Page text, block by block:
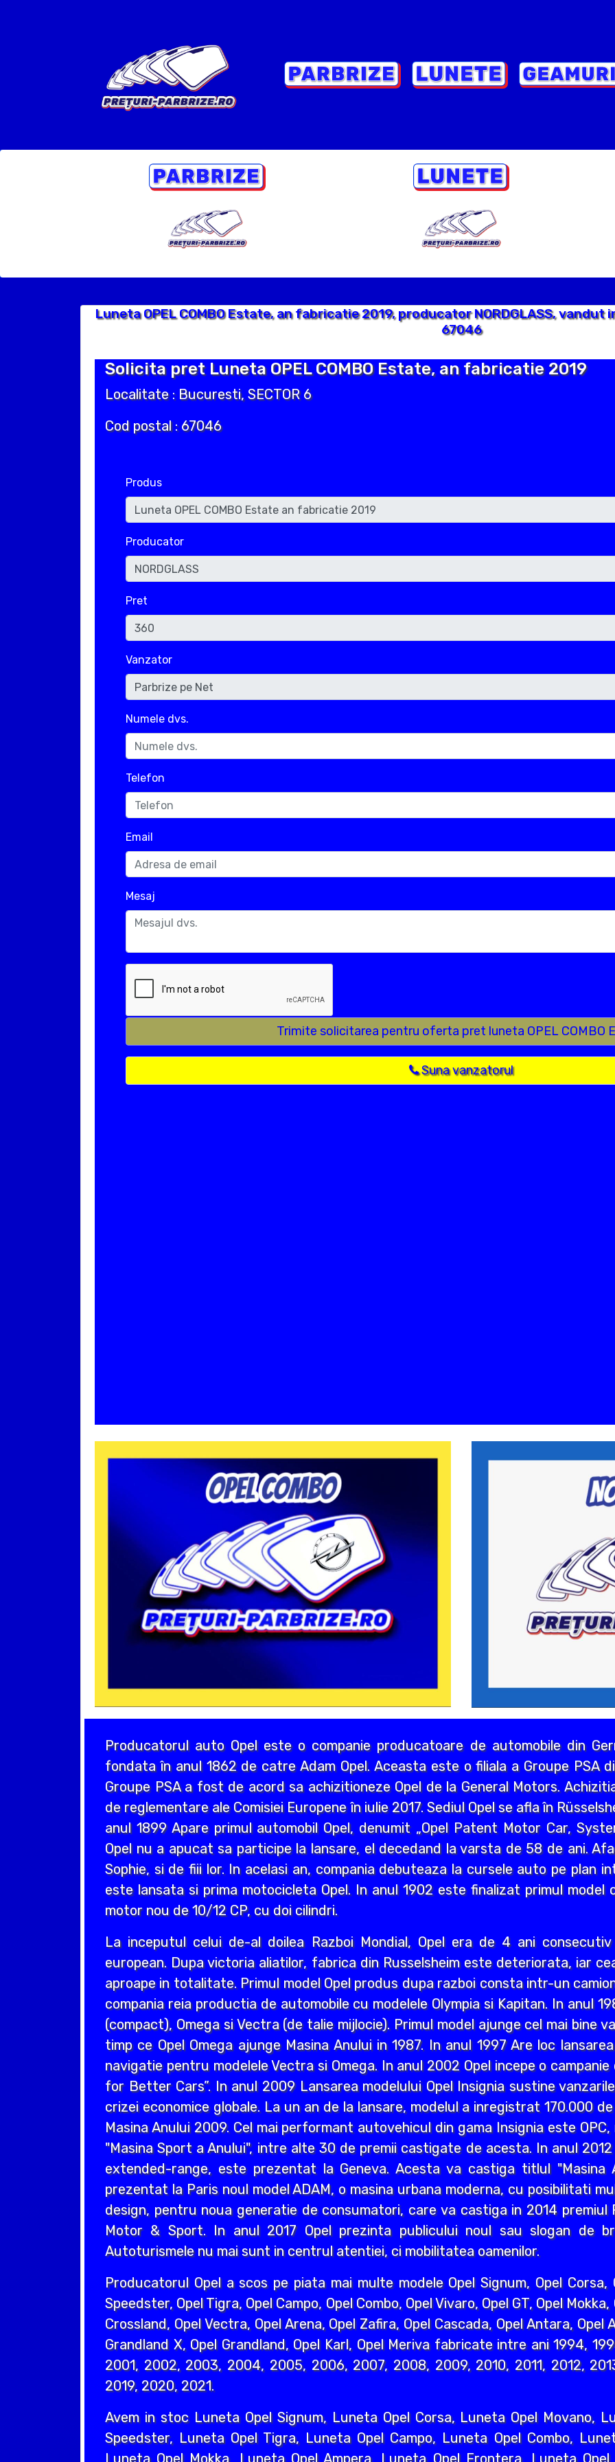
Luneta OPEL COMBO Estate, an fabricatie 2019, producator NORDGLASS, vandut
67046
Solicita pret Luneta OPEL COMBO Estate, an fabricatie 2019
Localitate : Bucuresti, SECTOR 6
Cod postal : 67046
Produs
Producator
Pret
Vanzator
Numele dvs.
Telefon
Email
Mesaj
Trimite solicitarea pentru oferta pret luneta OPEL COMBO
Suna vanzatorul
Producatorul auto Opel este o companie producatoare de automobile din
fondata în anul 1862 de catre Adam Opel. Aceasta este o filiala a Groupe PSA
Groupe PSA a fost de acord sa achizitioneze Opel de la General Motors.
de reglementare ale Comisiei Europene în iulie 2017. Sediul Opel se afla în
anul 1899 Apare primul automobil Opel, denumit „Opel Patent Motor Car,
Opel nu a apucat sa participe la lansare, el decedand la varsta de 58 de ani.
Sophie, si de fiii lor. In acelasi an, compania debuteaza la cursele auto pe plan
este lansata si prima motocicleta Opel. In anul 1902 este finalizat primul
motor nou de 10/12 CP, cu doi cilindri.
La inceputul celui de-al doilea Razboi Mondial, Opel era de 4 ani
european. Dupa victoria aliatilor, fabrica din Russelsheim este deteriorata, iar
aproape in totalitate. Primul model Opel produs dupa razboi consta intr-un
compania reia productia de automobile cu modelele Olympia si Kapitan. In anul
(compact), Omega si Vectra (de talie mijlocie). Primul model ajunge cel mai bine
timp ce Opel Omega ajunge Masina Anului in 1987. In anul 1997 Are loc
navigatie pentru modelele Vectra si Omega. In anul 2002 Opel incepe o campanie
for Better Cars”. In anul 2009 Lansarea modelului Opel Insignia sustine
crizei economice globale. La un an de la lansare, modelul a inregistrat 170.000
Masina Anului 2009. Cel mai performant autovehicul din gama Insignia este
"Masina Sport a Anului", intre alte 30 de premii castigate de acesta. In anul
extended-range, este prezentat la Geneva. Acesta va castiga titlul "Masina
prezentat la Paris noul model ADAM, o masina urbana moderna, cu posibilitati
design, pentru noua generatie de consumatori, care va castiga in 2014 premiul
Motor & Sport. In anul 2017 Opel prezinta publicului noul sau slogan de
Autoturismele nu mai sunt in centrul atentiei, ci mobilitatea oamenilor.
Producatorul Opel a scos pe piata mai multe modele Opel Signum, Opel Corsa,
Speedster, Opel Tigra, Opel Campo, Opel Combo, Opel Vivaro, Opel GT, Opel
Crossland, Opel Vectra, Opel Arena, Opel Zafira, Opel Cascada, Opel Antara, Opel
Grandland X, Opel Grandland, Opel Karl, Opel Meriva fabricate intre ani 1994,
2001, 2002, 2003, 2004, 2005, 2006, 2007, 2008, 2009, 2010, 2011, 2012,
2019, 2020, 2021.
Avem in stoc Luneta Opel Signum, Luneta Opel Corsa, Luneta Opel Movano,
Speedster, Luneta Opel Tigra, Luneta Opel Campo, Luneta Opel Combo,
Luneta Opel Mokka, Luneta Opel Ampera, Luneta Opel Frontera, Luneta